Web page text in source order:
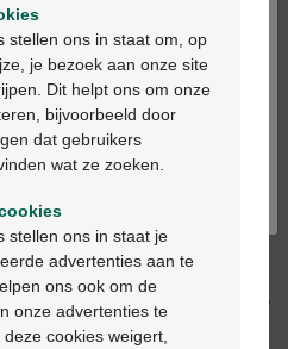
apotheek
€55
contactformulier
het nederlands
en français
stellen ons in staat om, op
je bezoek aan onze site
Dit helpt ons om onze
bijvoorbeeld door
dat gebruikers
wat ze zoeken.
stellen ons in staat je
advertenties aan te
ons ook om de
onze advertenties te
cookies weigert,